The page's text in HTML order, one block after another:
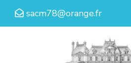
Aller
sacm78@orange.fr